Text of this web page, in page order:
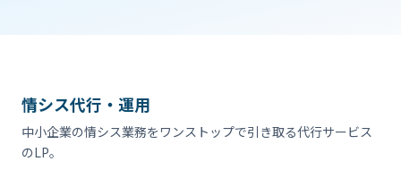
情シス代行・運用
中小企業の情シス業務をワンストップで引き取る代行サービス
のLP。